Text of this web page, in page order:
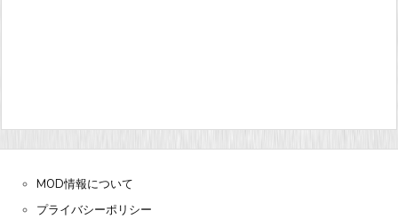
MOD情報について
プライバシーポリシー